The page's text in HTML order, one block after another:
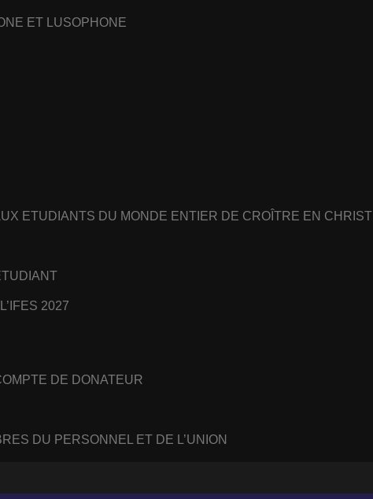
ET LUSOPHONE
ETUDIANTS DU MONDE ENTIER DE CROÎTRE EN CHRIST
2027
DE DONATEUR
DU PERSONNEL ET DE L’UNION